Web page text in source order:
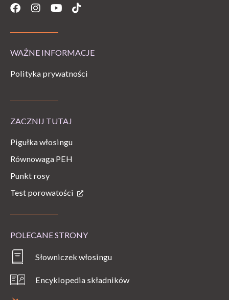
Facebook
Instagram
YoutubeTiktok
WAŻNE INFORMACJE
Polityka prywatności
ZACZNIJ TUTAJ
Pigułka włosingu
Równowaga PEH
Punkt rosy
Test porowatości
POLECANE STRONY
Słowniczek włosingu
Encyklopedia składników